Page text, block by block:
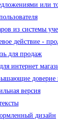
или
из системы
действие -
для продаж
интернет
доверие
версия
дизайн